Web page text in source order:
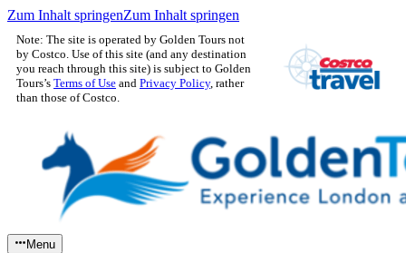
Zum Inhalt springenZum Inhalt springen
Note: The site is operated by Golden Tours not
by Costco. Use of this site (and any destination
you reach through this site) is subject to Golden
Tours’s Terms of Use and Privacy Policy, rather
than those of Costco.
Menu